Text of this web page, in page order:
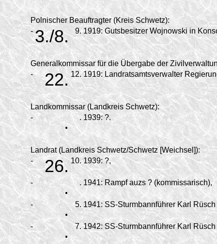
Polnischer Beauftragter (Kreis Schwetz):
- 3./8. 9. 1919: Gutsbesitzer Wojnowski in
Generalkommissar für die Übergabe der
-
22. 12. 1919: Landratsamtsverwalter
Landkommissar (Landkreis Schwetz):
-
. . 1939: ?.
Landrat (Landkreis Schwetz/Schwetz [Weichsel]):
-
26. 10. 1939: ?,
- . . 1941: Rampf auzs ? (kommissarisch),
- . 5. 1941: SS-Sturmbannführer Karl
- . 7. 1942: SS-Sturmbannführer Karl